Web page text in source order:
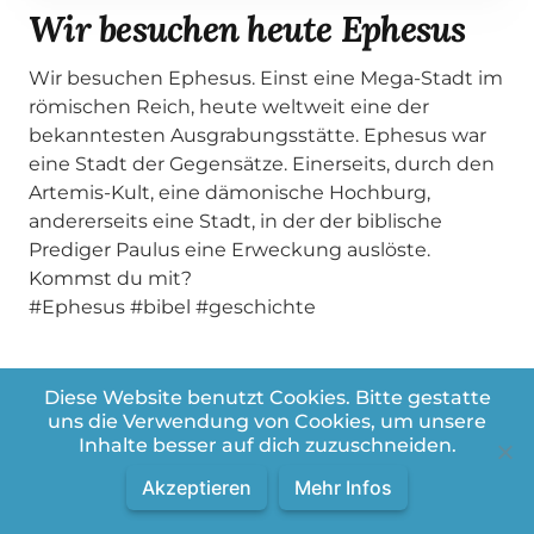
Wir besuchen heute Ephesus
Wir besuchen Ephesus. Einst eine Mega-Stadt im
römischen Reich, heute weltweit eine der
bekanntesten Ausgrabungsstätte. Ephesus war
eine Stadt der Gegensätze. Einerseits, durch den
Artemis-Kult, eine dämonische Hochburg,
andererseits eine Stadt, in der der biblische
Prediger Paulus eine Erweckung auslöste.
Kommst du mit?
#Ephesus #bibel #geschichte
Bibel Snacks
Diese Website benutzt Cookies. Bitte gestatte
uns die Verwendung von Cookies, um unsere
Inhalte besser auf dich zuzuschneiden.
Akzeptieren Mehr Infos